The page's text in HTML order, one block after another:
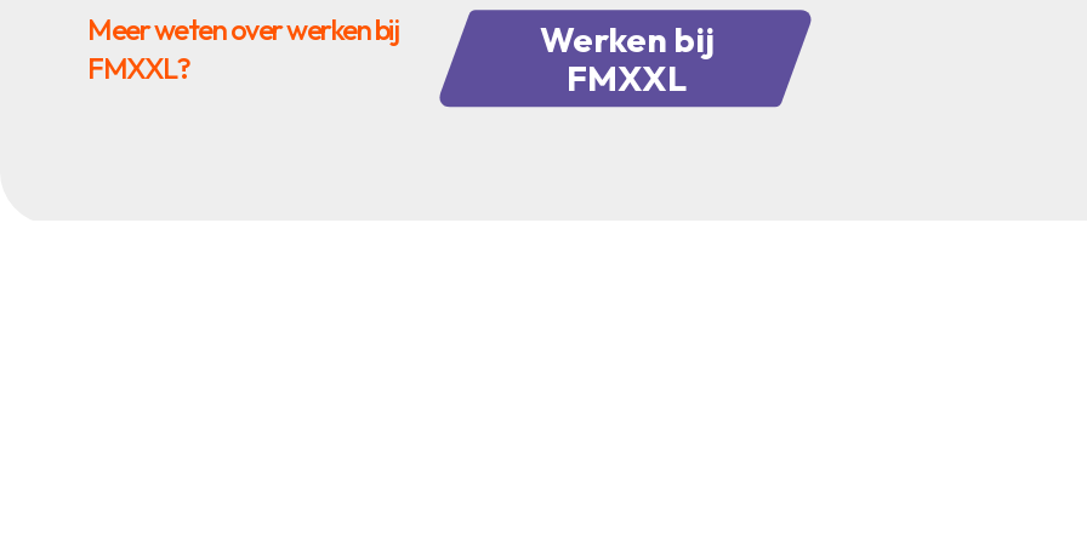
Meer weten over werken bij
FMXXL?
Werken bij
FMXXL